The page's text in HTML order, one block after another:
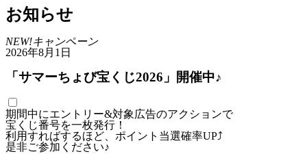
お知らせ
NEW!キャンペーン
2026年8月1日
「サマーちょび宝くじ2026」開催中♪
期間中にエントリー&対象広告のアクションで
宝くじ番号を一枚発行！
利用すればするほど、ポイント当選確率UP⤴
是非ご参加ください♪